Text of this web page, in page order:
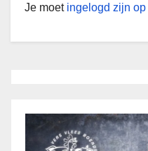
Je moet ingelogd zijn op